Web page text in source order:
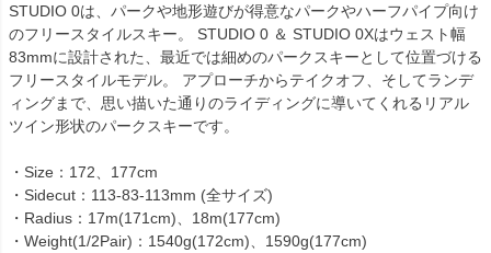
STUDIO 0は、パークや地形遊びが得意なパークやハーフパイプ向け
のフリースタイルスキー。 STUDIO 0 ＆ STUDIO 0Xはウェスト幅
83mmに設計された、最近では細めのパークスキーとして位置づける
フリースタイルモデル。 アプローチからテイクオフ、そしてランデ
ィングまで、思い描いた通りのライディングに導いてくれるリアル
ツイン形状のパークスキーです。
・Size：172、177cm
・Sidecut：113-83-113mm (全サイズ)
・Radius：17m(171cm)、18m(177cm)
・Weight(1/2Pair)：1540g(172cm)、1590g(177cm)